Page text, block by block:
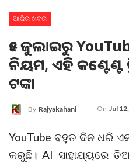
ଆଜିର ଖବର
୧୫ ଜୁଲାଇରୁ
ନିୟମ, ଏହି କଣ୍ଟେଣ୍ଟ
ଟଙ୍କା
By Rajyakahani On Jul
YouTube ବହୁତ ଦିନ ଧରି
କରୁଛି। AI ସାହାଯ୍ୟରେ